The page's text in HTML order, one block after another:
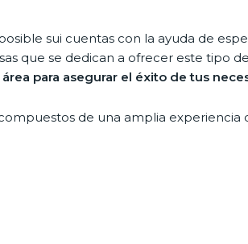
sui cuentas con la ayuda de
que se dedican a ofrecer este tipo
para asegurar el éxito de tus
de una amplia experiencia